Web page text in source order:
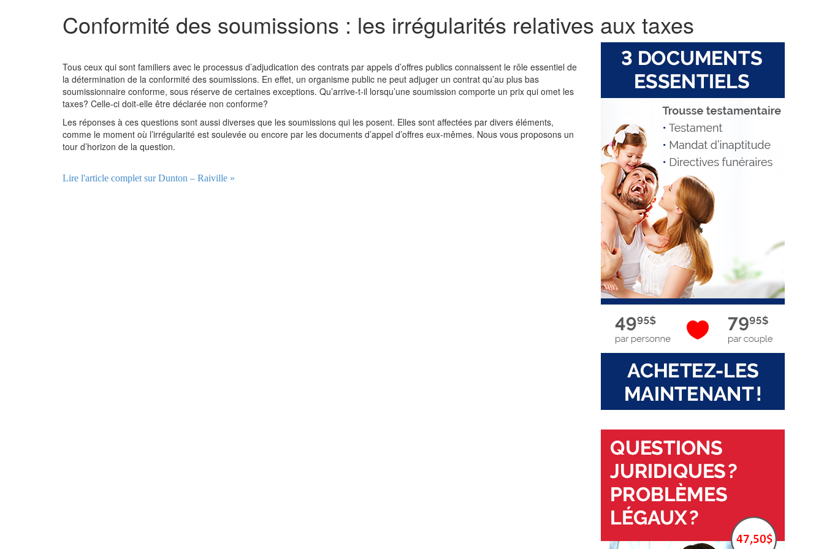
Conformité des soumissions : les irrégularités relatives aux taxes
Tous ceux qui sont familiers avec le processus d’adjudication des contrats par appels d’offres publics connaissent le rôle essentiel de
la détermination de la conformité des soumissions. En effet, un organisme public ne peut adjuger un contrat qu’au plus bas
soumissionnaire conforme, sous réserve de certaines exceptions. Qu’arrive-t-il lorsqu’une soumission comporte un prix qui omet les
taxes? Celle-ci doit-elle être déclarée non conforme?
Les réponses à ces questions sont aussi diverses que les soumissions qui les posent. Elles sont affectées par divers éléments,
comme le moment où l’irrégularité est soulevée ou encore par les documents d’appel d’offres eux-mêmes. Nous vous proposons un
tour d’horizon de la question.
Lire l'article complet sur Dunton – Raiville »